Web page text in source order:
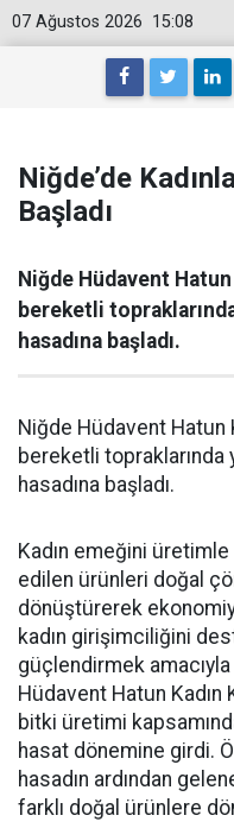
15:08
07 Ağustos 2026
Niğde’de
Başladı
Niğde Hüdavent
bereketli
hasadına başladı.
Niğde Hüdavent Hatun
bereketli topraklarında
hasadına başladı.
Kadın emeğini
edilen ürünleri doğal
dönüştürerek
kadın girişimciliğini
güçlendirmek amacıyla
Hüdavent Hatun
bitki üretimi
hasat dönemine girdi.
hasadın ardından
farklı doğal ürünlere